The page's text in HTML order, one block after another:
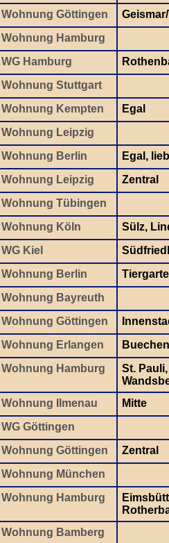
Wohnung Göttingen
Wohnung Hamburg
WG Hamburg
Wohnung Stuttgart
Wohnung Kempten
Egal
Wohnung Leipzig
Wohnung Berlin
Egal,
Wohnung Leipzig
Zentral
Wohnung Tübingen
Wohnung Köln
Sülz,
WG Kiel
Wohnung Berlin
Wohnung Bayreuth
Wohnung Göttingen
Wohnung Erlangen
Wohnung Hamburg
St.
Wohnung Ilmenau
Mitte
WG Göttingen
Wohnung Göttingen
Zentral
Wohnung München
Wohnung Hamburg
Wohnung Bamberg